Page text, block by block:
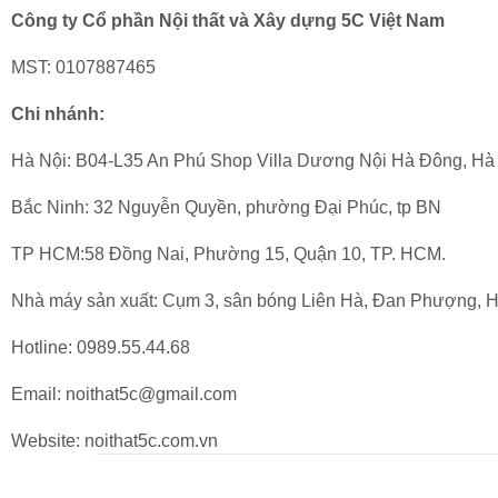
Công ty Cổ phần Nội thất và Xây dựng 5C Việt Nam
MST: 0107887465
Chi nhánh:
Hà Nội: B04-L35 An Phú Shop Villa Dương Nội Hà Đông, Hà
Bắc Ninh: 32 Nguyễn Quyền, phường Đại Phúc, tp BN
TP HCM:58 Đồng Nai, Phường 15, Quận 10, TP. HCM.
Nhà máy sản xuất: Cụm 3, sân bóng Liên Hà, Đan Phượng,
Hotline: 0989.55.44.68
Email: noithat5c@gmail.com
Website: noithat5c.com.vn